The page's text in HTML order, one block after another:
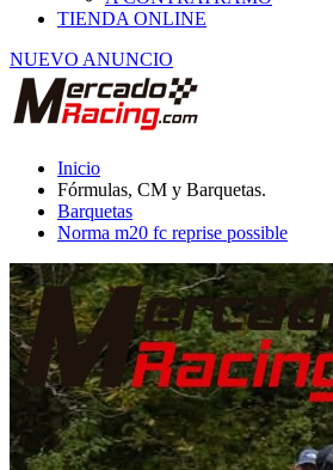
NUEVO ANUNCIO
Fórmulas, CM y Barquetas.
Barquetas
Norma m20 fc reprise possible